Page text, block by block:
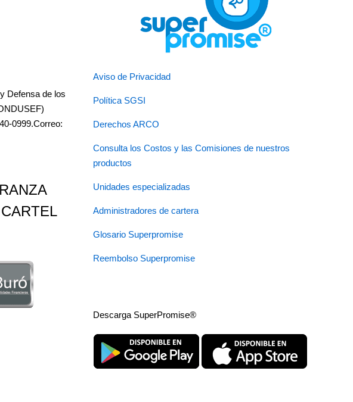
Defensa de los
0999.Correo:
Aviso de Privacidad
Política SGSI
Derechos ARCO
Consulta los Costos y las Comisiones de nuestros
productos
Unidades especializadas
Administradores de cartera
Glosario Superpromise
Reembolso Superpromise
Descarga SuperPromise®